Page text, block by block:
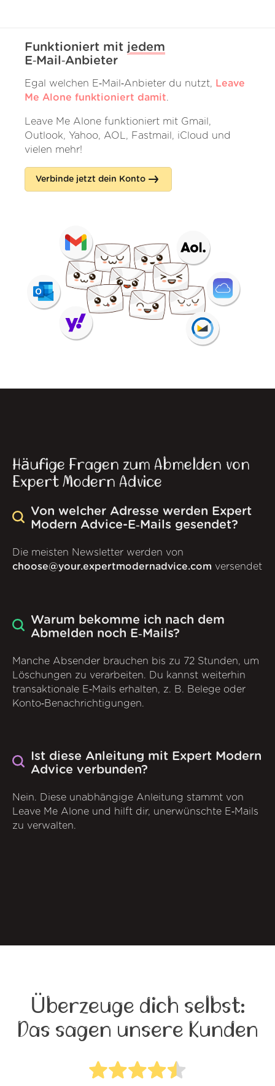
Funktioniert mit jedem
E‑Mail‑Anbieter
Egal welchen E‑Mail‑Anbieter du nutzt,
Leave
Me Alone funktioniert damit.
Leave Me Alone funktioniert mit Gmail,
Outlook, Yahoo, AOL, Fastmail, iCloud und
vielen mehr!
Verbinde jetzt dein Konto
Häufige Fragen zum Abmelden von
Expert Modern Advice
Von welcher Adresse werden Expert
Modern Advice-E‑Mails gesendet?
Die meisten Newsletter werden von
choose@your.expertmodernadvice.com versendet
Warum bekomme ich nach dem
Abmelden noch E‑Mails?
Manche Absender brauchen bis zu 72 Stunden, um
Löschungen zu verarbeiten. Du kannst weiterhin
transaktionale E‑Mails erhalten, z. B. Belege oder
Konto‑Benachrichtigungen.
Ist diese Anleitung mit Expert Modern
Advice verbunden?
Nein. Diese unabhängige Anleitung stammt von
Leave Me Alone und hilft dir, unerwünschte E‑Mails
zu verwalten.
Überzeuge dich selbst:
Das sagen unsere Kunden